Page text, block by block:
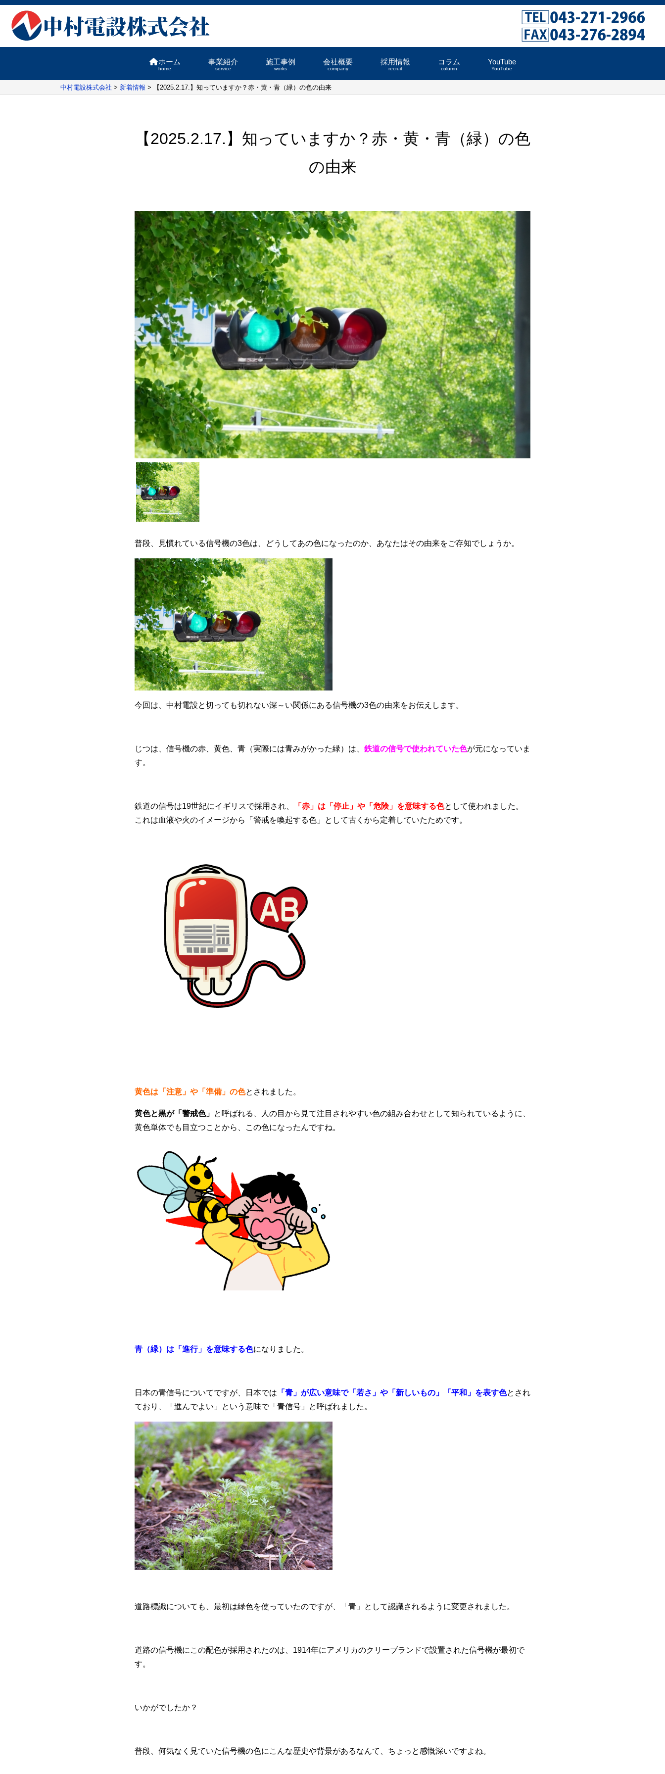
ホーム
home
事業紹介
service
施工事例
works
会社概要
company
採用情報
recruit
コラム
column
YouTube
YouTube
中村電設株式会社 > 新着情報 > 【2025.2.17.】知っていますか？赤・黄・青（緑）の色の由来
【2025.2.17.】知っていますか？赤・黄・青（緑）の色
の由来
普段、見慣れている信号機の3色は、どうしてあの色になったのか、あなたはその由来をご存知でしょうか。
今回は、中村電設と切っても切れない深～い関係にある信号機の3色の由来をお伝えします。
じつは、信号機の赤、黄色、青（実際には青みがかった緑）は、 鉄道の信号で使われていた色が元になっていま
す。
鉄道の信号は19世紀にイギリスで採用され、 「赤」は「停止」や「危険」を意味する色として使われました。
これは血液や火のイメージから「警戒を喚起する色」として古くから定着していたためです。
黄色は「注意」や「準備」の色とされました。
黄色と黒が「警戒色」 と呼ばれる、人の目から見て注目されやすい色の組み合わせとして知られているように、
黄色単体でも目立つことから、この色になったんですね。
青（緑）は「進行」を意味する色になりました。
日本の青信号についてですが、日本では 「青」が広い意味で「若さ」や「新しいもの」「平和」を表す色とされ
ており、「進んでよい」という意味で「青信号」と呼ばれました。
道路標識についても、最初は緑色を使っていたのですが、「青」として認識されるように変更されました。
道路の信号機にこの配色が採用されたのは、1914年にアメリカのクリーブランドで設置された信号機が最初で
す。
いかがでしたか？
普段、何気なく見ていた信号機の色にこんな歴史や背景があるなんて、ちょっと感慨深いですよね。